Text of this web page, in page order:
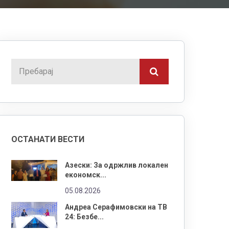
ОСТАНАТИ ВЕСТИ
Азески: За одржлив локален
економск...
05.08.2026
Андреа Серафимовски на ТВ
24: Безбе...